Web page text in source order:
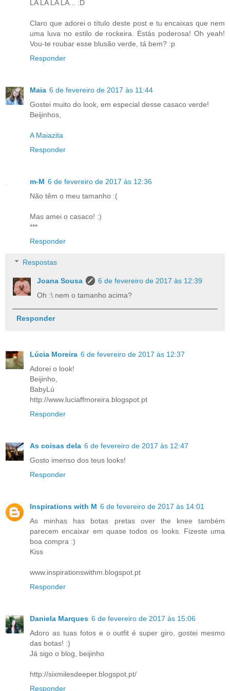
LA LA LA LA... :D
Claro que adorei o título deste post e tu encaixas que nem
uma luva no estilo de rockeira. Estás poderosa! Oh yeah!
Vou-te roubar esse blusão verde, tá bem? :p
Responder
Maia 6 de fevereiro de 2017 às 11:44
Gostei muito do look, em especial desse casaco verde!
Beijinhos,
A Maiazita
Responder
m-M 6 de fevereiro de 2017 às 12:36
Não têm o meu tamanho :(
Mas amei o casaco! :)
***
Responder
Respostas
Joana Sousa
6 de fevereiro de 2017 às 12:39
Oh :\ nem o tamanho acima?
Responder
Lúcia Moreira 6 de fevereiro de 2017 às 12:37
Adorei o look!
Beijinho,
BabyLú
http://www.luciaffmoreira.blogspot.pt
Responder
As coisas dela 6 de fevereiro de 2017 às 12:47
Gosto imenso dos teus looks!
Responder
Inspirations with M 6 de fevereiro de 2017 às 14:01
As minhas has botas pretas over the knee também
parecem encaixar em quase todos os looks. Fizeste uma
boa compra :)
Kiss
www.inspirationswithm.blogspot.pt
Responder
Daniela Marques 6 de fevereiro de 2017 às 15:06
Adoro as tuas fotos e o outfit é super giro, gostei mesmo
das botas! :)
Já sigo o blog, beijinho
http://sixmilesdeeper.blogspot.pt/
Responder